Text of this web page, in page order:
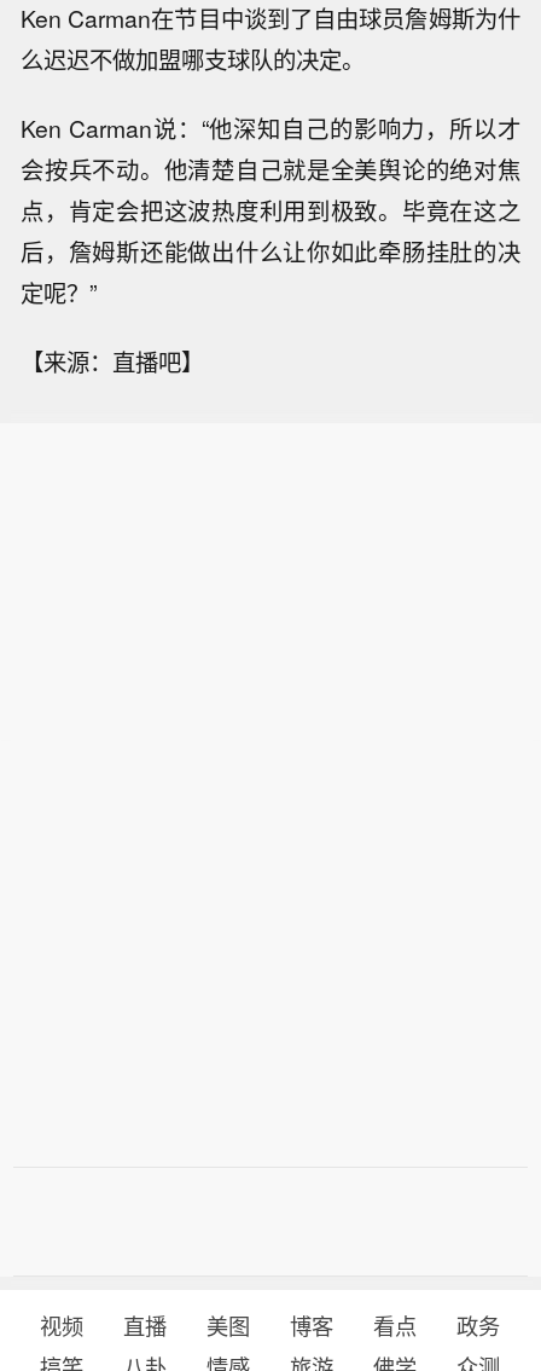
Ken Carman在节目中谈到了自由球员詹姆斯为什
么迟迟不做加盟哪支球队的决定。
Ken Carman说：“他深知自己的影响力，所以才
会按兵不动。他清楚自己就是全美舆论的绝对焦
点，肯定会把这波热度利用到极致。毕竟在这之
后，詹姆斯还能做出什么让你如此牵肠挂肚的决
定呢？”
【来源：直播吧】
视频 直播 美图 博客 看点
政务